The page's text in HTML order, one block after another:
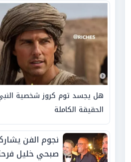
هل يجسد توم كروز شخصية
الحقيقة الكاملة
نجوم الفن
صبحي خليل